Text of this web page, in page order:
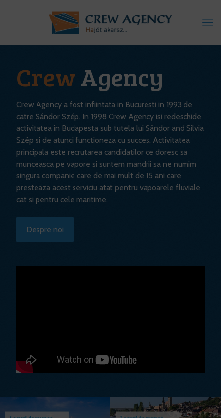
CrewAgency
Crew Agency a fost infiintata in Bucuresti in 1993 de
catre Sándor Szép. In 1998 Crew Agency isi redeschide
activitatea in Budapesta sub tutela lui Sándor and Silvia
Szép si de atunci functioneza cu succes. Activitatea
principala este recrutarea candidatilor ce doresc sa
munceasca pe vapore si suntem mandrii sa ne numim
singura companie care de mai mult de 15 ani care
presteaza acest serviciu atat pentru vapoarele fluviale
cat si pentru cele maritime.
Despre noi